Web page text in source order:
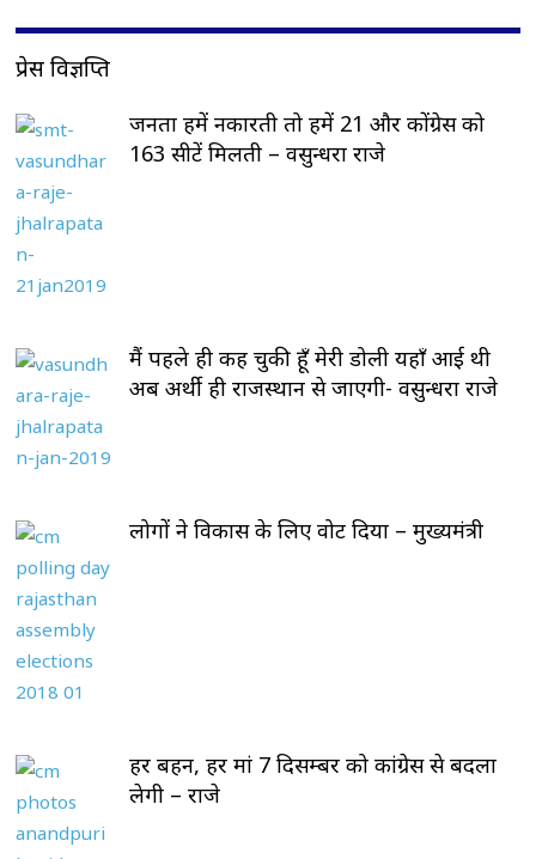
प्रेस विज्ञप्ति
जनता हमें नकारती तो हमें 21 और कोंग्रेस को
163 सीटें मिलती – वसुन्धरा राजे
मैं पहले ही कह चुकी हूँ मेरी डोली यहाँ आई थी
अब अर्थी ही राजस्थान से जाएगी- वसुन्धरा राजे
लोगों ने विकास के लिए वोट दिया – मुख्यमंत्री
हर बहन, हर मां 7 दिसम्बर को कांग्रेस से बदला
लेगी – राजे